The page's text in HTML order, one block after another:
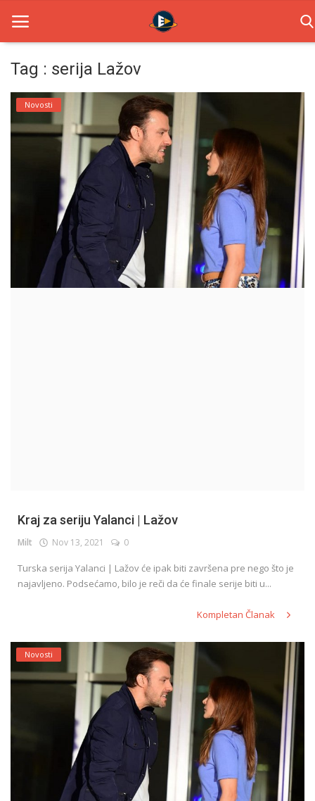
Home
Novosti
Contact
Login
Tag : serija Lažov
Novosti
Kraj za seriju Yalanci | Lažov
Milt Nov 13, 2021 0
Turska serija Yalanci | Lažov će ipak biti završena pre nego što je
najavljeno. Podsećamo, bilo je reči da će finale serije biti u...
Kompletan Članak
Novosti